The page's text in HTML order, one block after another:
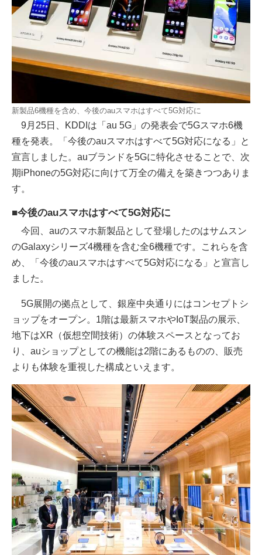
新製品6機種を含め、今後のauスマホはすべて5G対応に
9月25日、KDDIは「au 5G」の発表会で5Gスマホ6機
種を発表。「今後のauスマホはすべて5G対応になる」と
宣言しました。auブランドを5Gに特化させることで、次
期iPhoneの5G対応に向けて万全の備えを築きつつありま
す。
■今後のauスマホはすべて5G対応に
今回、auのスマホ新製品として登場したのはサムスン
のGalaxyシリーズ4機種を含む全6機種です。これらを含
め、「今後のauスマホはすべて5G対応になる」と宣言し
ました。
5G展開の拠点として、銀座中央通りにはコンセプトシ
ョップをオープン。1階は最新スマホやIoT製品の展示、
地下はXR（仮想空間技術）の体験スペースとなってお
り、auショップとしての機能は2階にあるものの、販売
よりも体験を重視した構成といえます。